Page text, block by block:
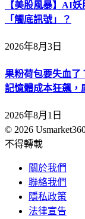
【美股風暴】AI
「觸底訊號」？
2026年8月3日
果粉荷包要失血了
記憶體成本狂飆，
2026年8月1日
© 2026
不得轉載
關於我們
聯絡我們
隱私政策
法律宣告